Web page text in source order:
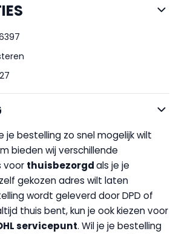
je bestelling zo snel mogelijk wilt
bieden wij verschillende
voor thuisbezorgdals je je
gekozen adres wilt laten
wordt geleverd door DPD of
thuis bent, kun je ook kiezen voor
servicepunt. Wil je je bestelling